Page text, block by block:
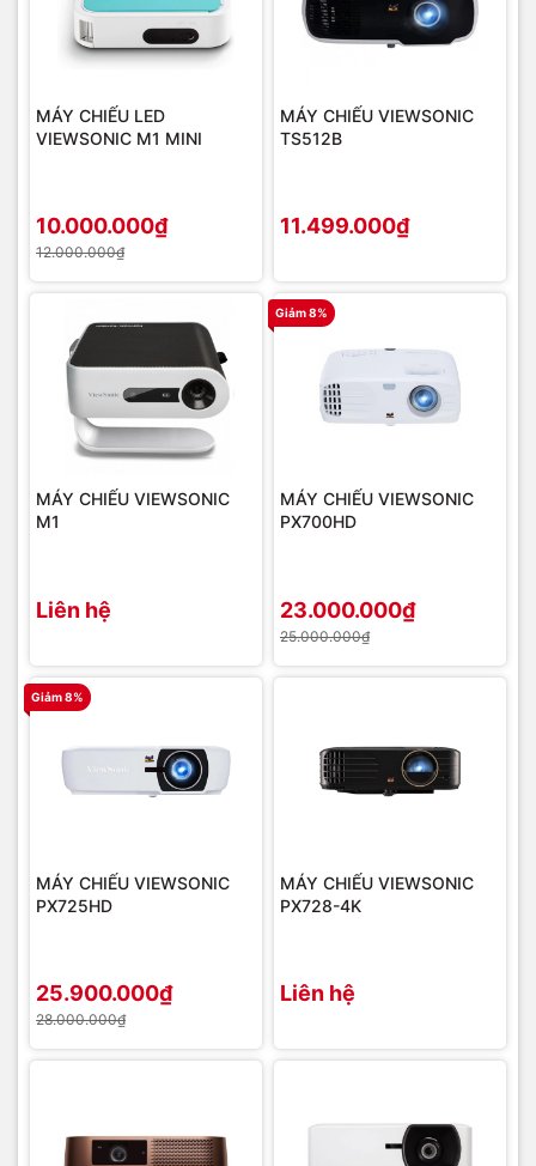
MÁY CHIẾU LED
VIEWSONIC M1 MINI
10.000.000₫
12.000.000₫
MÁY CHIẾU VIEWSONIC
TS512B
11.499.000₫
MÁY CHIẾU VIEWSONIC
M1
Liên hệ
Giảm 8%
MÁY CHIẾU VIEWSONIC
PX700HD
23.000.000₫
25.000.000₫
Giảm 8%
MÁY CHIẾU VIEWSONIC
PX725HD
25.900.000₫
28.000.000₫
MÁY CHIẾU VIEWSONIC
PX728-4K
Liên hệ